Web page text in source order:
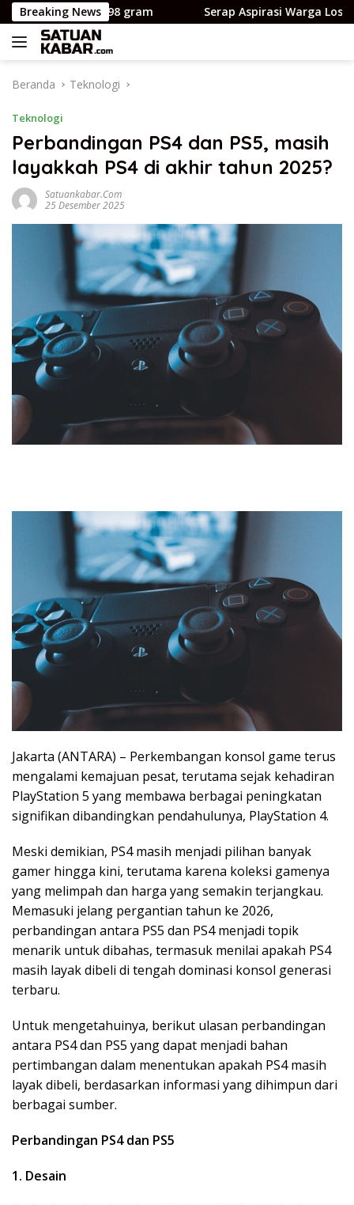
Langsung
ke
konten
Breaking News
798 gram Serap Aspirasi Warga Losso, Ajbar
Beranda Teknologi
Teknologi
Perbandingan PS4 dan PS5, masih
layakkah PS4 di akhir tahun 2025?
Satuankabar.com
25 Desember 2025
Jakarta (ANTARA) – Perkembangan konsol game terus
mengalami kemajuan pesat, terutama sejak kehadiran
PlayStation 5 yang membawa berbagai peningkatan
signifikan dibandingkan pendahulunya, PlayStation 4.
Meski demikian, PS4 masih menjadi pilihan banyak
gamer hingga kini, terutama karena koleksi gamenya
yang melimpah dan harga yang semakin terjangkau.
Memasuki jelang pergantian tahun ke 2026,
perbandingan antara PS5 dan PS4 menjadi topik
menarik untuk dibahas, termasuk menilai apakah PS4
masih layak dibeli di tengah dominasi konsol generasi
terbaru.
Untuk mengetahuinya, berikut ulasan perbandingan
antara PS4 dan PS5 yang dapat menjadi bahan
pertimbangan dalam menentukan apakah PS4 masih
layak dibeli, berdasarkan informasi yang dihimpun dari
berbagai sumber.
Perbandingan PS4 dan PS5
1. Desain